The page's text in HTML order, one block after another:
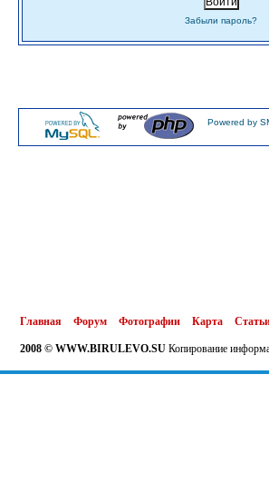
Забыли пароль?
Powered by
Главная Форум Фотографии Карта
2008 © WWW.BIRULEVO.SU Копирование